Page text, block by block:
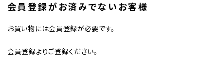
会員登録がお済みでないお客様
お買い物には会員登録が必要です。
会員登録よりご登録ください。